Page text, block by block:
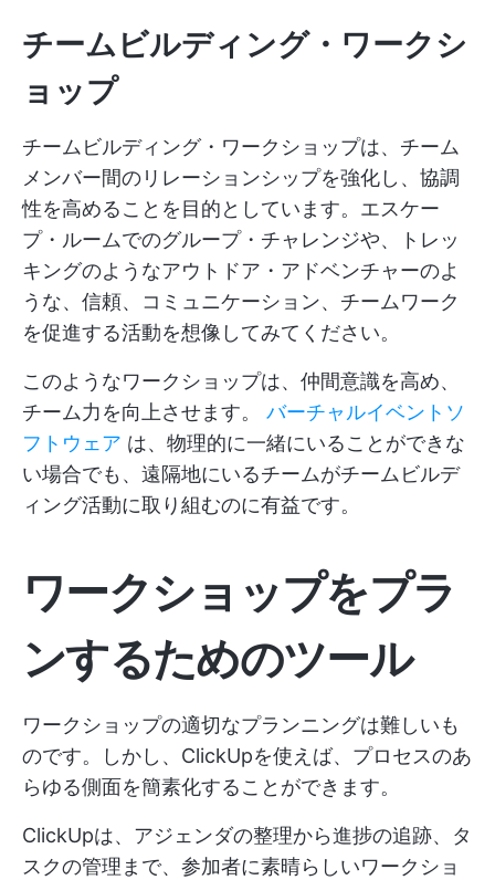
チームビルディング・ワークシ
ョップ
チームビルディング・ワークショップは、チーム
メンバー間のリレーションシップを強化し、協調
性を高めることを目的としています。エスケー
プ・ルームでのグループ・チャレンジや、トレッ
キングのようなアウトドア・アドベンチャーのよ
うな、信頼、コミュニケーション、チームワーク
を促進する活動を想像してみてください。
このようなワークショップは、仲間意識を高め、
チーム力を向上させます。 バーチャルイベントソ
フトウェア は、物理的に一緒にいることができな
い場合でも、遠隔地にいるチームがチームビルデ
ィング活動に取り組むのに有益です。
ワークショップをプラ
ンするためのツール
ワークショップの適切なプランニングは難しいも
のです。しかし、ClickUpを使えば、プロセスのあ
らゆる側面を簡素化することができます。
ClickUpは、アジェンダの整理から進捗の追跡、タ
スクの管理まで、参加者に素晴らしいワークショ